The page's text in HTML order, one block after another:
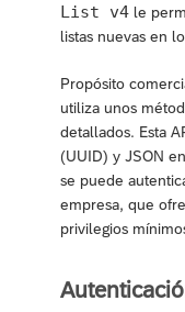
List v4 le
listas nuevas en
Propósito
utiliza unos
detallados. Esta
(UUID) y JSON
se puede
empresa, que
privilegios